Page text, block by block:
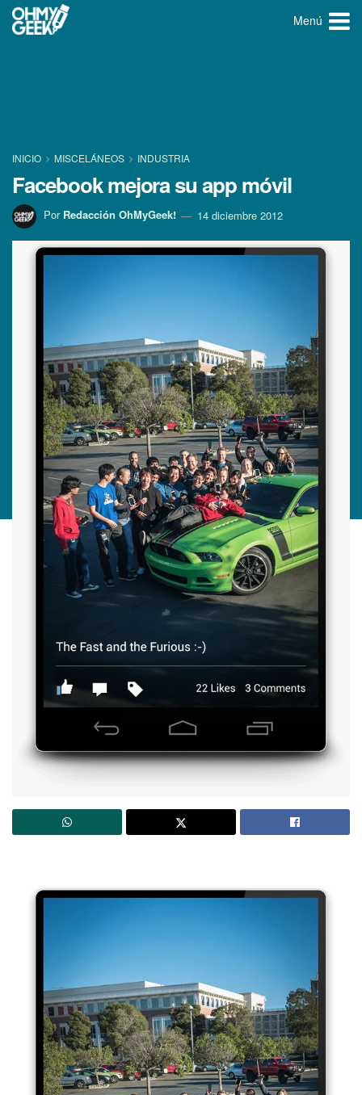
Menú
INICIO MISCELÁNEOS INDUSTRIA
Facebook mejora su app móvil
Por Redacción OhMyGeek! 14 diciembre 2012